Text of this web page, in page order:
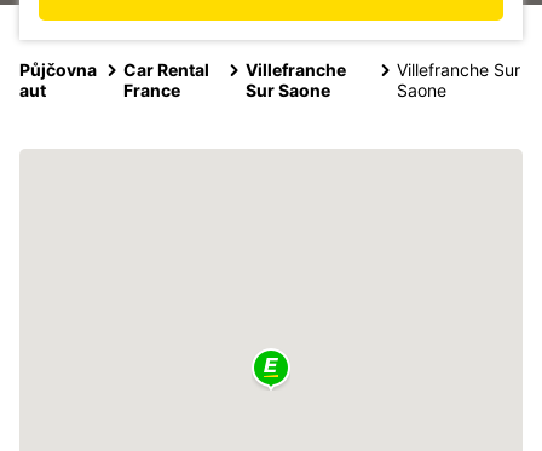
Půjčovna
aut
Car Rental
France
Villefranche
Sur Saone
Villefranche Sur
Saone